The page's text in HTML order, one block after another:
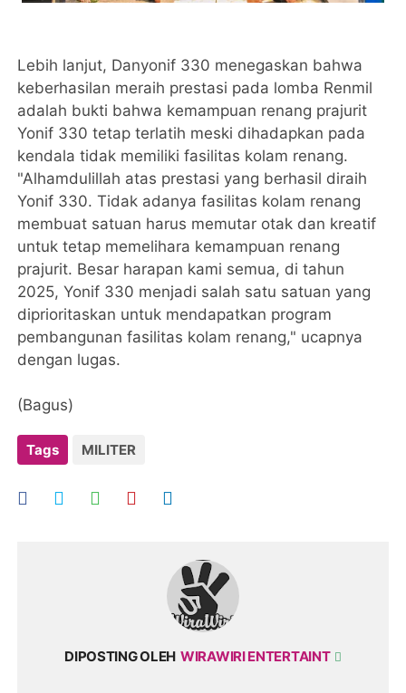
Lebih lanjut, Danyonif 330 menegaskan bahwa
keberhasilan meraih prestasi pada lomba Renmil
adalah bukti bahwa kemampuan renang prajurit
Yonif 330 tetap terlatih meski dihadapkan pada
kendala tidak memiliki fasilitas kolam renang.
"Alhamdulillah atas prestasi yang berhasil diraih
Yonif 330. Tidak adanya fasilitas kolam renang
membuat satuan harus memutar otak dan kreatif
untuk tetap memelihara kemampuan renang
prajurit. Besar harapan kami semua, di tahun
2025, Yonif 330 menjadi salah satu satuan yang
diprioritaskan untuk mendapatkan program
pembangunan fasilitas kolam renang," ucapnya
dengan lugas.
(Bagus)
Tags MILITER
DIPOSTING OLEH WIRAWIRI ENTERTAINT